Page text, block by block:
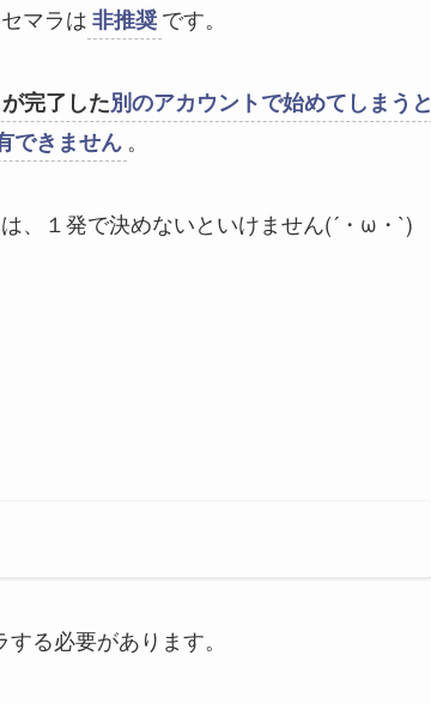
マラは非推奨です。
完了した別のアカウントで始めてしまうと
できません。
、１発で決めないといけません(´・ω・`)
る必要があります。